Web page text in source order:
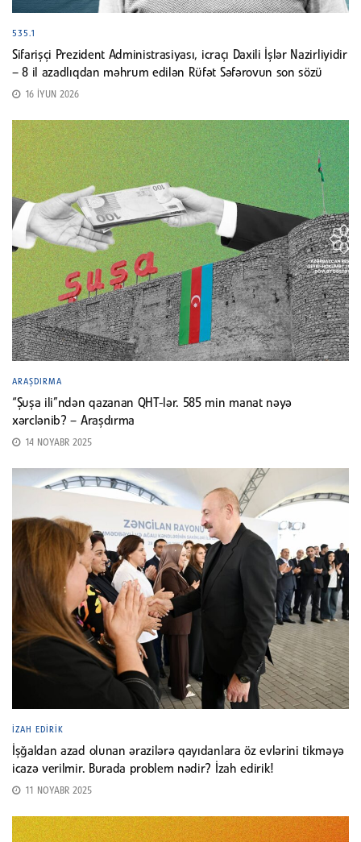
535.1
Sifarişçi Prezident Administrasiyası, icraçı Daxili İşlər Nazirliyidir
– 8 il azadlıqdan məhrum edilən Rüfət Səfərovun son sözü
16 İYUN 2026
ARAŞDIRMA
“Şuşa ili”ndən qazanan QHT-lər. 585 min manat nəyə
xərclənib? – Araşdırma
14 NOYABR 2025
İZAH EDIRIK
İşğaldan azad olunan ərazilərə qayıdanlara öz evlərini tikməyə
icazə verilmir. Burada problem nədir? İzah edirik!
11 NOYABR 2025